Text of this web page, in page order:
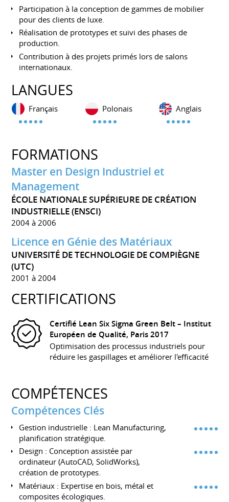
Participation à la conception de gammes de mobilier
pour des clients de luxe.
Réalisation de prototypes et suivi des phases de
production.
Contribution à des projets primés lors de salons
internationaux.
LANGUES
Français Polonais Anglais
FORMATIONS
Master en Design Industriel et
Management
ÉCOLE NATIONALE SUPÉRIEURE DE CRÉATION
INDUSTRIELLE (ENSCI)
2004 à 2006
Licence en Génie des Matériaux
UNIVERSITÉ DE TECHNOLOGIE DE COMPIÈGNE
(UTC)
2001 à 2004
CERTIFICATIONS
Certifié Lean Six Sigma Green Belt – Institut
Européen de Qualité, Paris2017
Optimisation des processus industriels pour
réduire les gaspillages et améliorer l'efficacité
COMPÉTENCES
Compétences Clés
Gestion industrielle : Lean Manufacturing,
planification stratégique.
Design : Conception assistée par
ordinateur (AutoCAD, SolidWorks),
création de prototypes.
Matériaux : Expertise en bois, métal et
composites écologiques.